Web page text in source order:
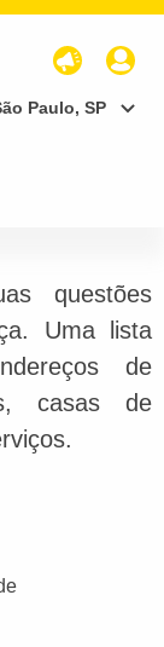
Paulo, SP
questões
Uma lista
de
casas de